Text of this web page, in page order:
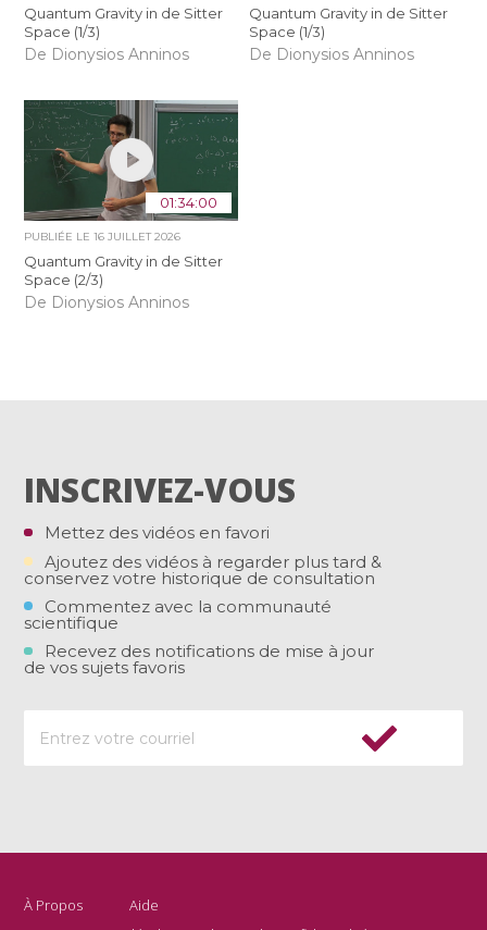
Quantum Gravity in de Sitter
Space (1/3)
De Dionysios Anninos
Quantum Gravity in de Sitter
Space (1/3)
De Dionysios Anninos
01:34:00
PUBLIÉE LE16 JUILLET 2026
Quantum Gravity in de Sitter
Space (2/3)
De Dionysios Anninos
INSCRIVEZ-VOUS
Mettez des vidéos en favori
Ajoutez des vidéos à regarder plus tard &
conservez votre historique de consultation
Commentez avec la communauté
scientifique
Recevez des notifications de mise à jour
de vos sujets favoris
À Propos
Aide